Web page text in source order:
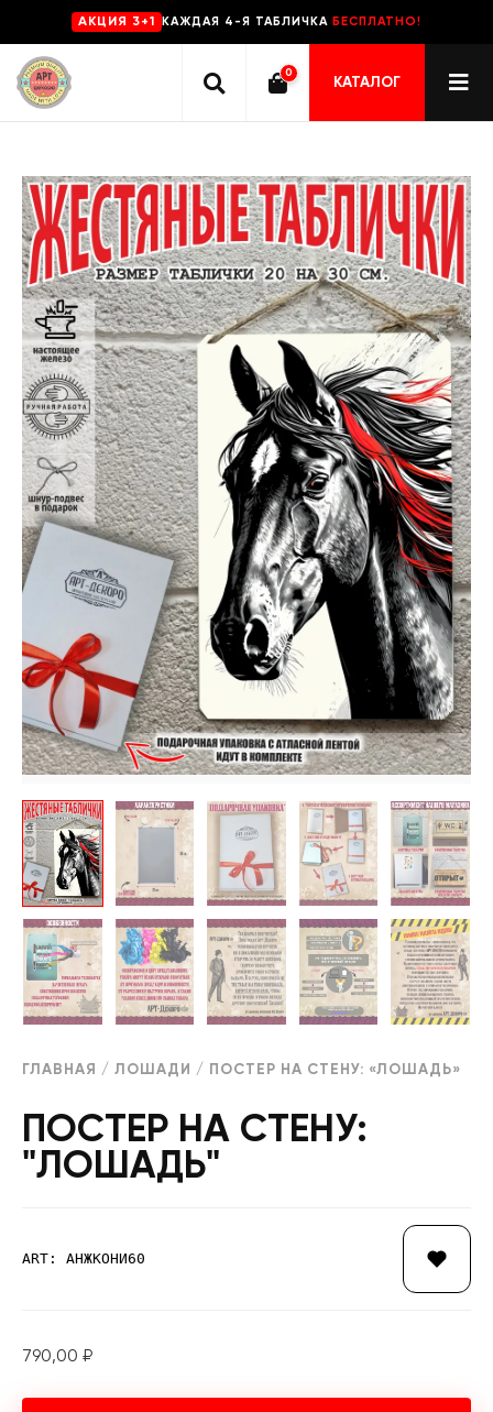
AKЦИЯ 3+1 КАЖДАЯ 4-Я ТАБЛИЧКА БЕСПЛАТНО!
0
КАТАЛОГ
ГЛАВНАЯ / ЛОШАДИ / ПОСТЕР НА СТЕНУ: «ЛОШАДЬ»
ПОСТЕР НА СТЕНУ:
"ЛОШАДЬ"
ART: АНЖКОНИ60
790,00 ₽